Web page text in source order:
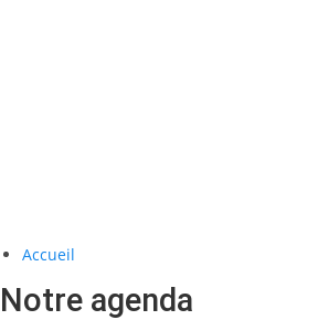
Accueil
Notre agenda